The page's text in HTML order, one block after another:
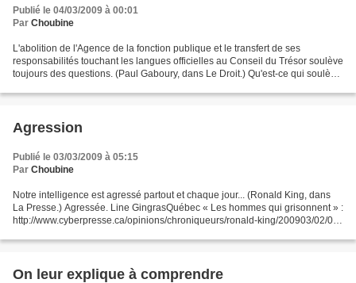
Publié le 04/03/2009 à 00:01
Par Choubine
L'abolition de l'Agence de la fonction publique et le transfert de ses
responsabilités touchant les langues officielles au Conseil du Trésor soulève
toujours des questions. (Paul Gaboury, dans Le Droit.) Qu'est-ce qui soulève
Agression
Publié le 03/03/2009 à 05:15
Par Choubine
Notre intelligence est agressé partout et chaque jour... (Ronald King, dans
La Presse.) Agressée. Line GingrasQuébec « Les hommes qui grisonnent » :
http://www.cyberpresse.ca/opinions/chroniqueurs/ronald-king/200903/02/01-
On leur explique à comprendre